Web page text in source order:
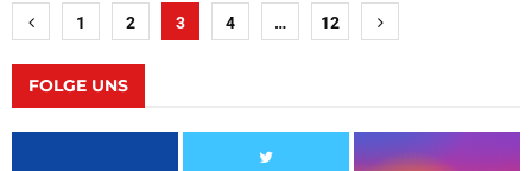
Seitennummerierung
der
Beiträge
1 2 3 4 … 12
FOLGE UNS